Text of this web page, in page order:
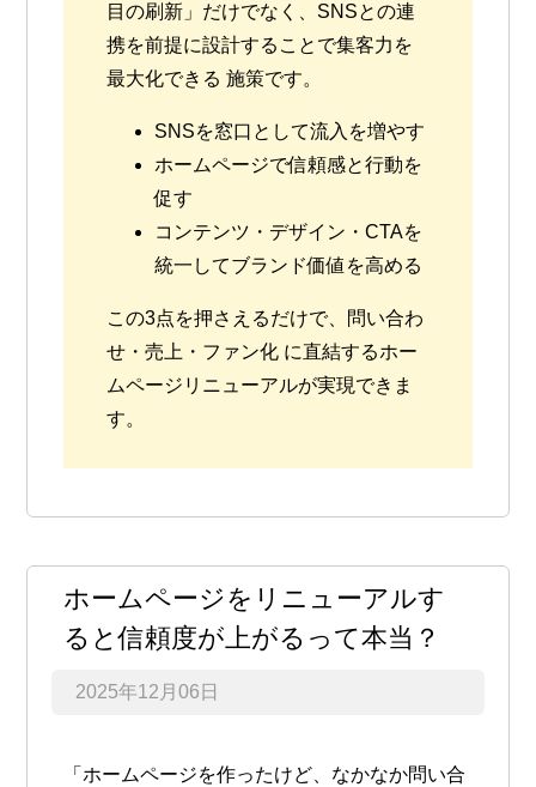
目の刷新」だけでなく、 SNSとの連
携を前提に設計することで集客力を
最大化できる 施策です。
SNSを窓口として流入を増やす
ホームページで信頼感と行動を
促す
コンテンツ・デザイン・CTAを
統一してブランド価値を高める
この3点を押さえるだけで、 問い合わ
せ・売上・ファン化 に直結するホー
ムページリニューアルが実現できま
す。
ホームページをリニューアルす
ると信頼度が上がるって本当？
2025年12月06日
「ホームページを作ったけど、なかなか問い合